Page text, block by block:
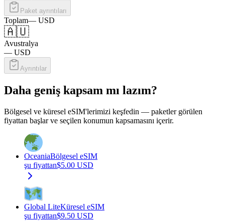
Paket ayrıntıları
Toplam— USD
🇦🇺
Avustralya
— USD
Ayrıntılar
Daha geniş kapsam mı lazım?
Bölgesel ve küresel eSIM'lerimizi keşfedin — paketler görülen
fiyattan başlar ve seçilen konumun kapsamasını içerir.
OceaniaBölgesel eSIM
şu fiyattan$5.00 USD
Global LiteKüresel eSIM
şu fiyattan$9.50 USD